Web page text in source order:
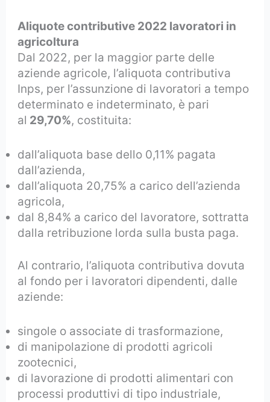
Aliquote contributive 2022 lavoratori in
agricoltura
Dal 2022, per la maggior parte delle
aziende agricole, l’aliquota contributiva
Inps, per l’assunzione di lavoratori a tempo
determinato e indeterminato, è pari
al 29,70%, costituita:
dall’aliquota base dello 0,11% pagata
dall’azienda,
dall’aliquota 20,75% a carico dell’azienda
agricola,
dal 8,84% a carico del lavoratore, sottratta
dalla retribuzione lorda sulla busta paga.
Al contrario, l’aliquota contributiva dovuta
al fondo per i lavoratori dipendenti, dalle
aziende:
singole o associate di trasformazione,
di manipolazione di prodotti agricoli
zootecnici,
di lavorazione di prodotti alimentari con
processi produttivi di tipo industriale,